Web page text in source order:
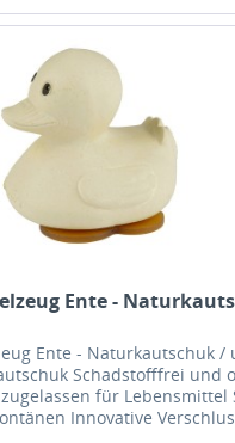
Ente -
Ente - Naturkautschuk /
Schadstofffrei und
für Lebensmittel
Innovative